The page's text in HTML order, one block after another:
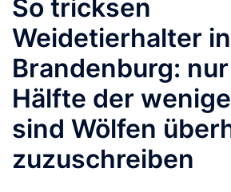
So tricksen
Weidetierhalter in
Brandenburg:
Hälfte der
sind Wölfen
zuzuschreiben